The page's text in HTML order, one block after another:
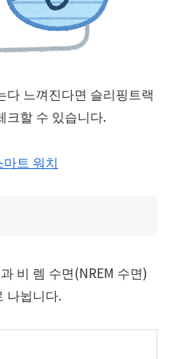
다 느껴진다면 슬리핑트랙
크할 수 있습니다.
트 워치
비 렘 수면(NREM 수면)
나뉩니다.